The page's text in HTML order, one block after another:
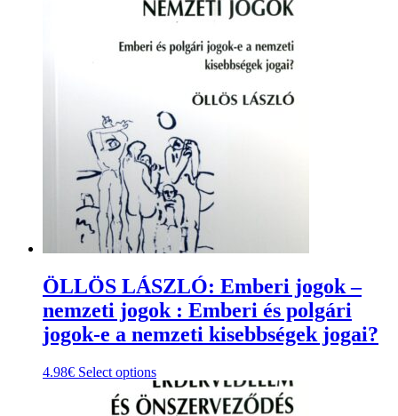
ÖLLÖS LÁSZLÓ: Emberi jogok –
nemzeti jogok : Emberi és polgári
jogok-e a nemzeti kisebbségek jogai?
4.98€ Select optionsThis
product
has